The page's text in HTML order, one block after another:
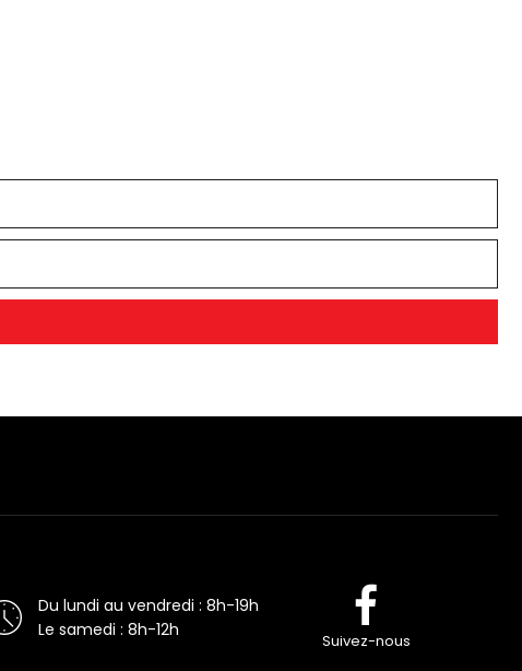
Du lundi au vendredi : 8h-19h
Le samedi : 8h-12h
Suivez-nous